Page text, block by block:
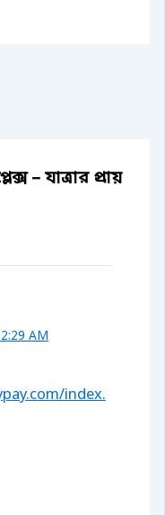
– যাত্রার প্রায়
AM
index.